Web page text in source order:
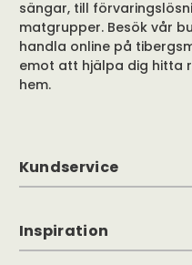
sängar, till
matgrupper. Besök vår
handla online på
emot att hjälpa dig hitta
hem.
Kundservice
Inspiration